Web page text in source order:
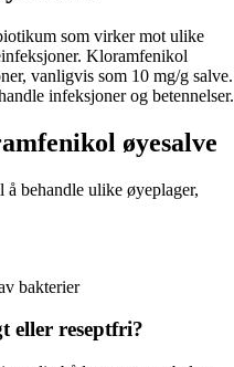
som virker mot ulike
Kloramfenikol
vanligvis som 10 mg/g salve.
infeksjoner og betennelser.
øyesalve
behandle ulike øyeplager,
bakterier
eller reseptfri?